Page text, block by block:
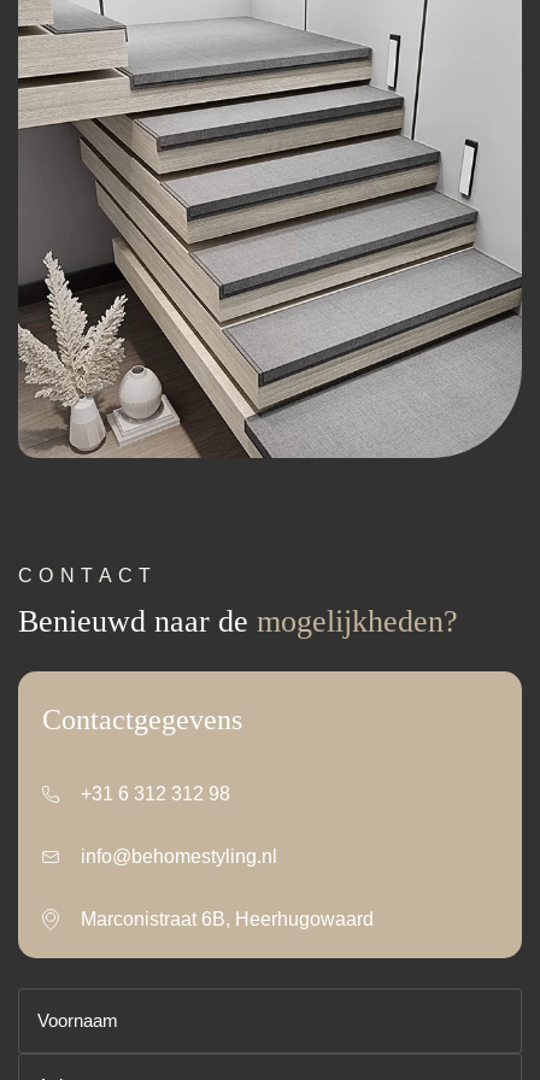
CONTACT
Benieuwd naar de mogelijkheden?
Contactgegevens
+31 6 312 312 98
info@behomestyling.nl
Marconistraat 6B, Heerhugowaard
(Vereist)